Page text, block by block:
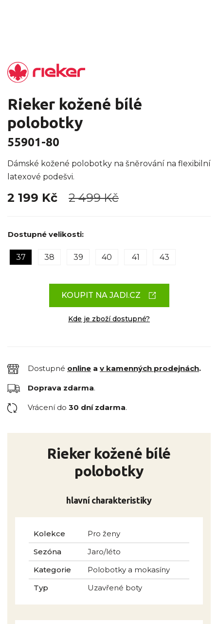
Rieker kožené bílé
polobotky
55901-80
Dámské kožené polobotky na šněrování na flexibilní
latexové podešvi.
2 199 Kč 2 499 Kč
Dostupné velikosti:
37 38 39 40 41 43
KOUPIT NA JADI.CZ
Kde je zboží dostupné?
Dostupné online a v kamenných prodejnách.
Doprava zdarma.
Vrácení do 30 dní zdarma.
Rieker kožené bílé
polobotky
hlavní charakteristiky
Kolekce
Pro ženy
Sezóna
Jaro/léto
Kategorie
Polobotky a mokasíny
Typ
Uzavřené boty